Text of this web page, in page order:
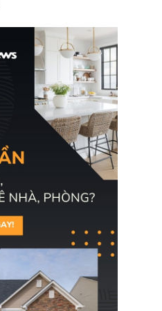
nguy cơ thiếu hụt lực
lượng trầm trọng. Điều
này cần được đặc biệt
chú ý bởi nếu các siêu
bão đổ bộ Hoa Kỳ ở nửa
cuối năm 2026, lực
lượng ứng phó “mỏng”
có thể làm nghẽn công
tác cứu trợ; dẫn đến hệ
thống ứng phó khẩn cấp
quốc gia quá tải.